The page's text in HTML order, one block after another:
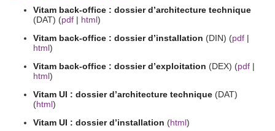
Vitam back-office : dossier d’architecture technique
(DAT) (pdf | html)
Vitam back-office : dossier d’installation (DIN) (pdf |
html)
Vitam back-office : dossier d’exploitation (DEX) (pdf |
html)
Vitam UI : dossier d’architecture technique (DAT)
(html)
Vitam UI : dossier d’installation (html)